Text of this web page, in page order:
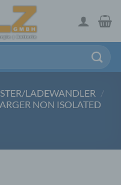
LADEWANDLER /
NON ISOLATED